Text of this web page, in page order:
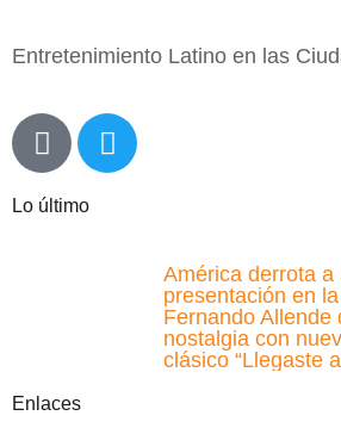
Entretenimiento Latino en las
Lo último
América derrota a
presentación en
Fernando Allende
nostalgia con
clásico “Llegaste
Enlaces